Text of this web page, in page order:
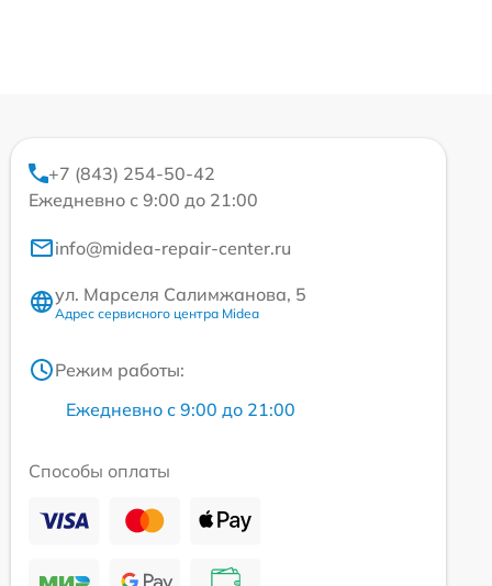
+7 (843) 254-50-42
Ежедневно с 9:00 до 21:00
info@midea-repair-center.ru
ул. Марселя Салимжанова, 5
Адрес сервисного центра Midea
Режим работы:
Ежедневно с 9:00 до 21:00
Способы оплаты